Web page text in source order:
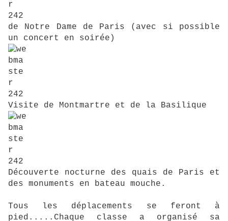
de Notre Dame de Paris (avec si possible
un concert en soirée)
Visite de Montmartre et de la Basilique
Découverte nocturne des quais de Paris et
des monuments en bateau mouche.
Tous les déplacements se feront à
pied.....Chaque classe a organisé sa